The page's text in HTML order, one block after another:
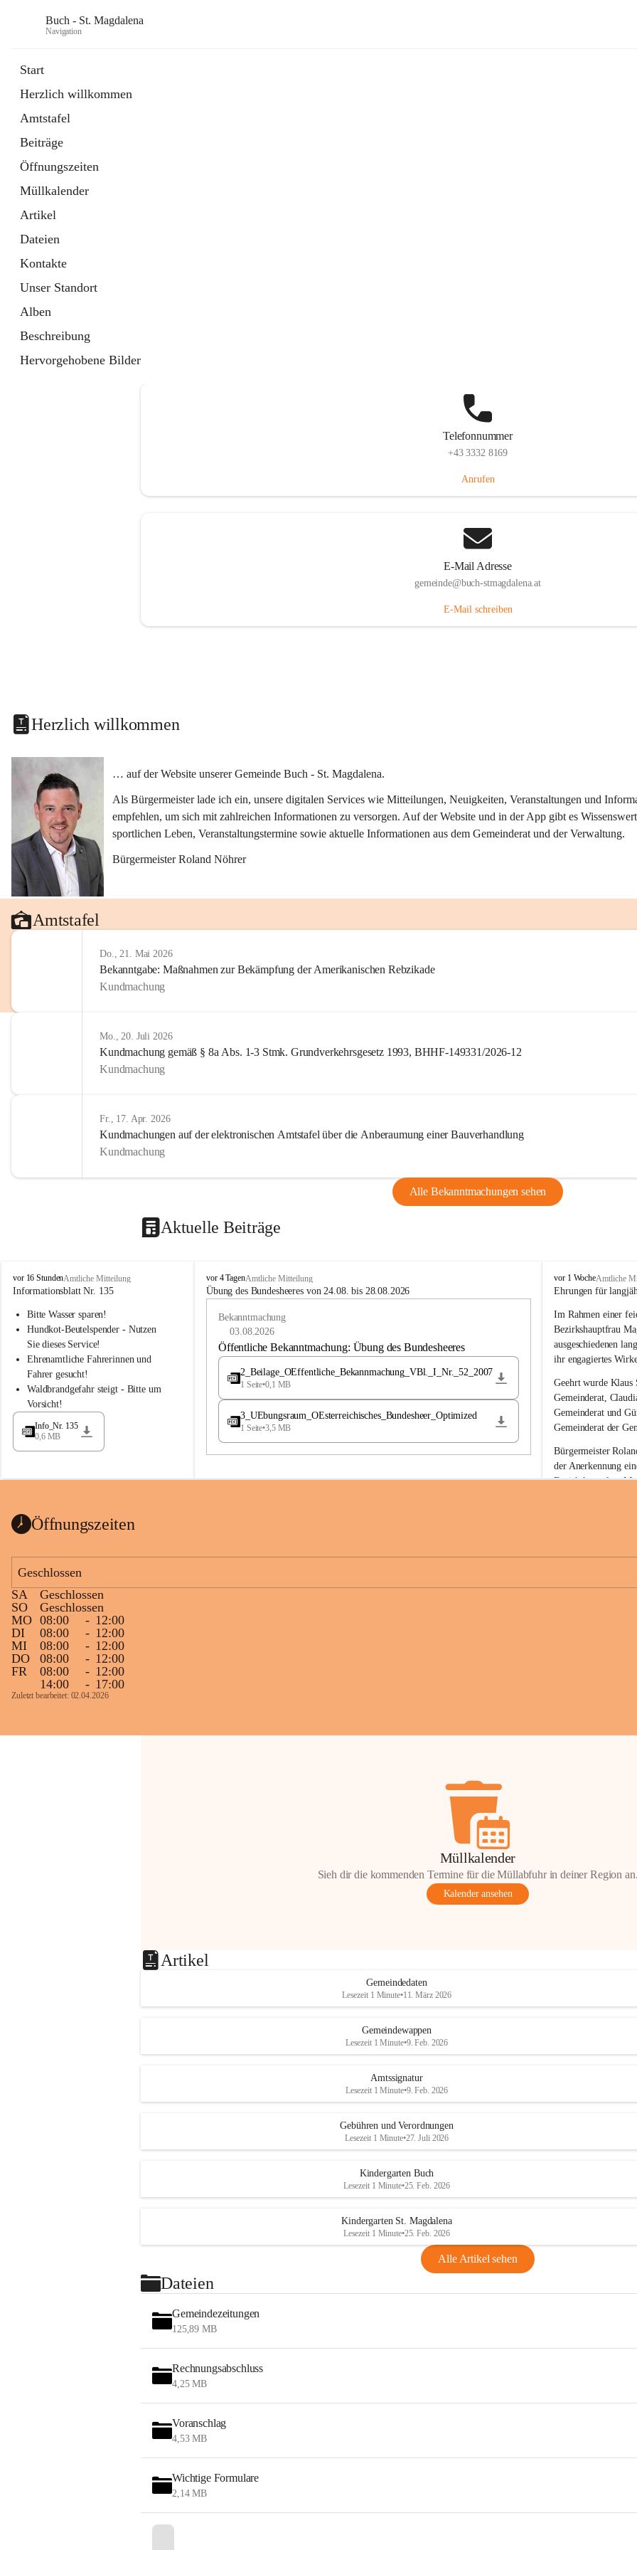
Buch - St. Magdalena
Navigation
Start
Herzlich willkommen
Amtstafel
Beiträge
Öffnungszeiten
Müllkalender
Artikel
Dateien
Kontakte
Unser Standort
Alben
Beschreibung
Hervorgehobene Bilder
Telefonnummer
+43 3332 8169
Anrufen
E-Mail Adresse
gemeinde@buch-stmagdalena.at
E-Mail schreiben
Herzlich willkommen
… auf der Website unserer Gemeinde Buch - St. Magdalena.
Als Bürgermeister lade ich ein, unsere digitalen Services wie Mitteilungen, Neuigkeiten, Veranstaltungen und
empfehlen, um sich mit zahlreichen Informationen zu versorgen. Auf der Website und in der App gibt es
sportlichen Leben, Veranstaltungstermine sowie aktuelle Informationen aus dem Gemeinderat und der Verwaltung.
Bürgermeister Roland Nöhrer
Amtstafel
Do., 21. Mai 2026
Bekanntgabe: Maßnahmen zur Bekämpfung der Amerikanischen Rebzikade
Kundmachung
Mo., 20. Juli 2026
Kundmachung gemäß § 8a Abs. 1-3 Stmk. Grundverkehrsgesetz 1993, BHHF-149331/2026-12
Kundmachung
Fr., 17. Apr. 2026
Kundmachungen auf der elektronischen Amtstafel über die Anberaumung einer Bauverhandlung
Kundmachung
Alle Bekanntmachungen sehen
Aktuelle Beiträge
B
u
h
a
d
l
a
vor 16 StundenAmtliche Mitteilung
Informationsblatt Nr. 135
Bitte Wasser sparen!
Hundkot-Beutelspender - Nutzen
Sie dieses Service!
Ehrenamtliche Fahrerinnen und
Fahrer gesucht!
Waldbrandgefahr steigt - Bitte um
Vorsicht!
Info_Nr. 135
0,6 MB
B
u
e
a
vor 4 TagenAmtliche Mitteilung
Übung des Bundesheeres von 24.08. bis 28.08.2026
Bekanntmachung
03.08.2026
Öffentliche Bekanntmachung: Übung des Bundesheeres
2_Beilage_OEffentliche_Bekannmachung_VBl._I_Nr._52_2007
1 Seite•0,1 MB
3_UEbungsraum_OEsterreichisches_Bundesheer_Optimized
1 Seite•3,5 MB
B
u
h
-
S
t
M
a
g
d
a
l
e
n
a
vor 1 WocheAmtliche
Ehrungen für
Im Rahmen einer
Bezirkshauptfrau
ausgeschiedenen
ihr engagiertes
Geehrt wurde Klaus
Gemeinderat,
Gemeinderat und
Gemeinderat der
Bürgermeister
der Anerkennung
Bezirkshauptfrau
Öffnungszeiten
Geschlossen
SA
Geschlossen
SO
Geschlossen
MO 08:00 - 12:00
DI
08:00 - 12:00
MI
08:00 - 12:00
DO
08:00 - 12:00
FR
08:00 - 12:00
14:00
- 17:00
Zuletzt bearbeitet: 02.04.2026
Müllkalender
Sieh dir die kommenden Termine für die Müllabfuhr in deiner Region an.
Kalender ansehen
Artikel
Gemeindedaten
Lesezeit 1 Minute•11. März 2026
Gemeindewappen
Lesezeit 1 Minute•9. Feb. 2026
Amtssignatur
Lesezeit 1 Minute•9. Feb. 2026
Gebühren und Verordnungen
Lesezeit 1 Minute•27. Juli 2026
Kindergarten Buch
Lesezeit 1 Minute•25. Feb. 2026
Kindergarten St. Magdalena
Lesezeit 1 Minute•25. Feb. 2026
Alle Artikel sehen
Dateien
Gemeindezeitungen
125,89 MB
Rechnungsabschluss
4,25 MB
Voranschlag
4,53 MB
Wichtige Formulare
2,14 MB